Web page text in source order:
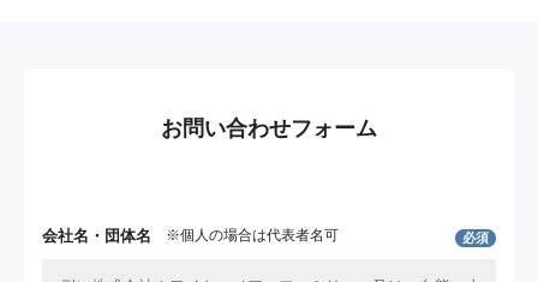
お問い合わせフォーム
会社名・団体名 ※個人の場合は代表者名可 必須